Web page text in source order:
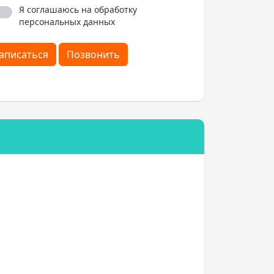
Я соглашаюсь на обработку
персональных данных
Позвонить